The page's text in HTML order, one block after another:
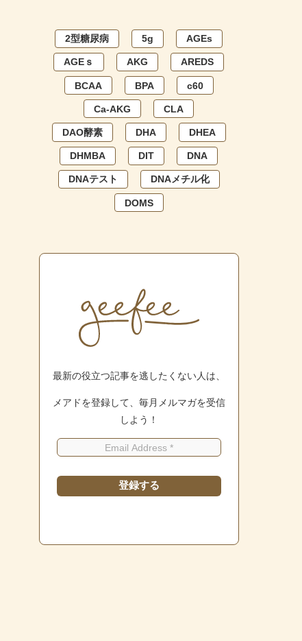
2型糖尿病 5g AGEs
AGEｓ AKG AREDS
BCAA BPA c60
Ca-AKG CLA
DAO酵素 DHA DHEA
DHMBA DIT DNA
DNAテスト DNAメチル化
DOMS
最新の役立つ記事を逃したくない人は、
メアドを登録して、毎月メルマガを受信
しよう！